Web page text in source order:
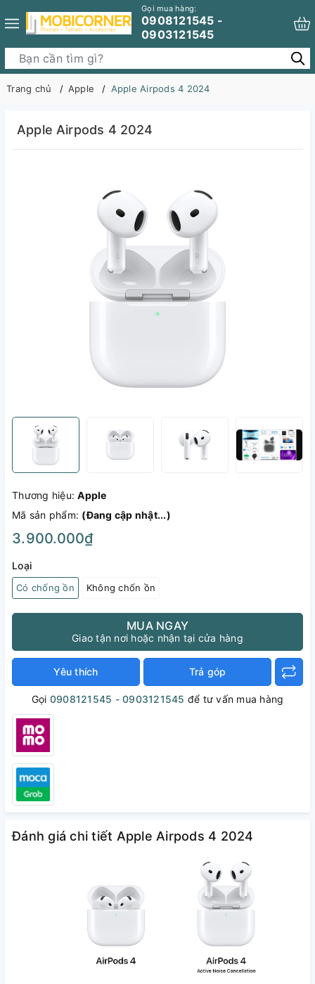
Gọi mua hàng:
0908121545 -
0903121545
Trang chủ Apple Apple Airpods 4 2024
Apple Airpods 4 2024
Thương hiệu:Apple
Mã sản phẩm: (Đang cập nhật...)
3.900.000₫
Loại
Có chống ồn Không chốn ồn
MUA NGAY
Giao tận nơi hoặc nhận tại cửa hàng
Yêu thích Trả góp
Gọi 0908121545 - 0903121545 để tư vấn mua hàng
Đánh giá chi tiết Apple Airpods 4 2024